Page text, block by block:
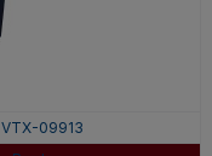
VTX-09913